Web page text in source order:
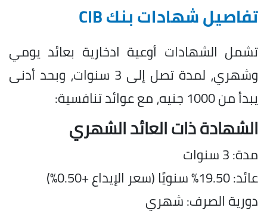
تفاصيل شهادات بنك CIB
تشمل الشهادات أوعية ادخارية بعائد يومي
وشهري، لمدة تصل إلى 3 سنوات، وبحد أدنى
يبدأ من 1000 جنيه، مع عوائد تنافسية:
الشهادة ذات العائد الشهري
مدة: 3 سنوات
عائد: 19.50% سنويًا (سعر الإيداع +0.50%)
دورية الصرف: شهري